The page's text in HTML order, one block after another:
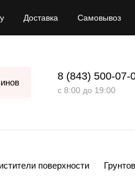
Доставка Самовывоз
8 (843) 500-07-
с 8:00 до 19:00
поверхности